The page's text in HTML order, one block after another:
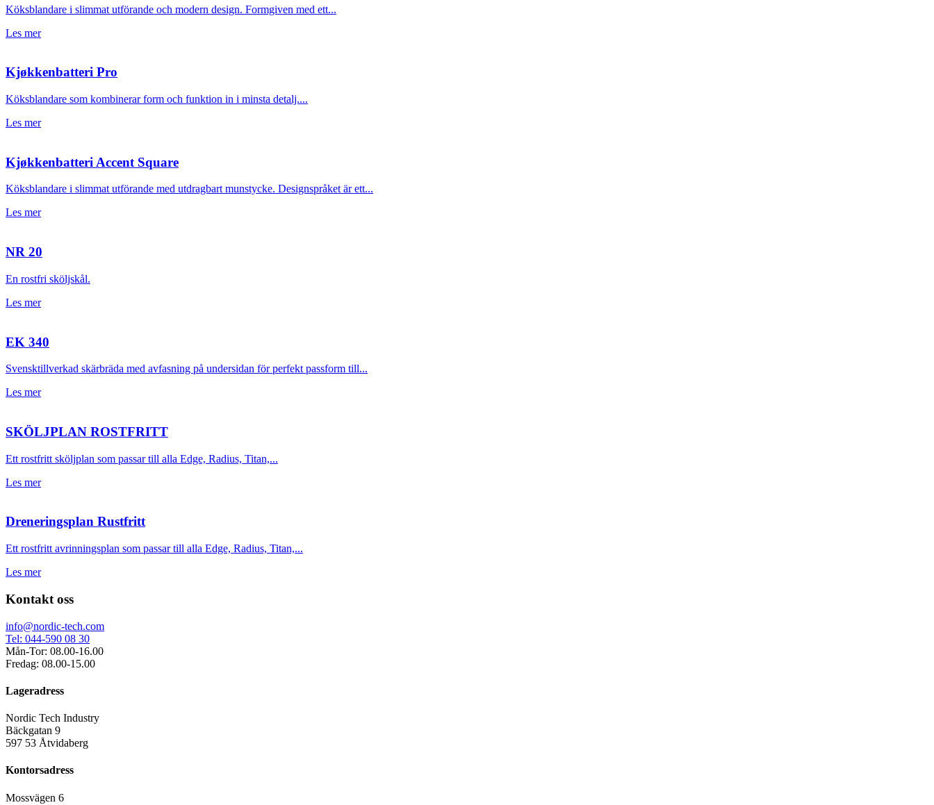
Köksblandare i slimmat utförande och modern design. Formgiven med ett...
Les mer
Kjøkkenbatteri Pro
Köksblandare som kombinerar form och funktion in i minsta detalj....
Les mer
Kjøkkenbatteri Accent Square
Köksblandare i slimmat utförande med utdragbart munstycke. Designspråket är ett...
Les mer
NR 20
En rostfri sköljskål.
Les mer
EK 340
Svensktillverkad skärbräda med avfasning på undersidan för perfekt passform till...
Les mer
SKÖLJPLAN ROSTFRITT
Ett rostfritt sköljplan som passar till alla Edge, Radius, Titan,...
Les mer
Dreneringsplan Rustfritt
Ett rostfritt avrinningsplan som passar till alla Edge, Radius, Titan,...
Les mer
Kontakt oss
info@nordic-tech.com
Tel: 044-590 08 30
Mån-Tor: 08.00-16.00
Fredag: 08.00-15.00
Lageradress
Nordic Tech Industry
Bäckgatan 9
597 53 Åtvidaberg
Kontorsadress
Mossvägen 6